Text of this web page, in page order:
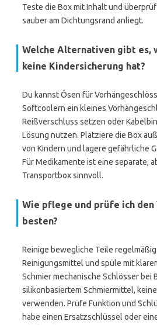
Teste die Box mit Inhalt und
sauber am Dichtungsrand anliegt.
Welche Alternativen gibt es,
keine Kindersicherung hat?
Du kannst Ösen für
Softcoolern ein kleines
Reißverschluss setzen oder
Lösung nutzen. Platziere die Box
von Kindern und lagere gefährliche
Für Medikamente ist eine separate,
Transportbox sinnvoll.
Wie pflege und prüfe ich den
besten?
Reinige bewegliche Teile
Reinigungsmittel und spüle mit
Schmier mechanische Schlösser bei
silikonbasiertem Schmiermittel,
verwenden. Prüfe Funktion und
habe einen Ersatzschlüssel oder